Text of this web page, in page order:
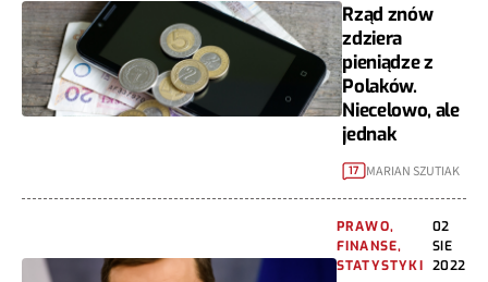
Rząd znów
zdziera
pieniądze z
Polaków.
Niecelowo, ale
jednak
17 MARIAN SZUTIAK
PRAWO,
FINANSE,
STATYSTYKI
02
SIE
2022